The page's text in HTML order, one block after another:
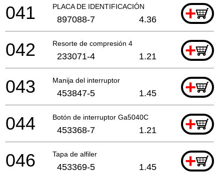
PLACA DE IDENTIFICACIÓN +
041 897088-7 4.36
Resorte de compresión 4 +
042 233071-4 1.21
Manija del interruptor +
043 453847-5 1.45
Botón de interruptor Ga5040C +
044 453368-7 1.21
Tapa de alfiler +
046 453369-5 1.45